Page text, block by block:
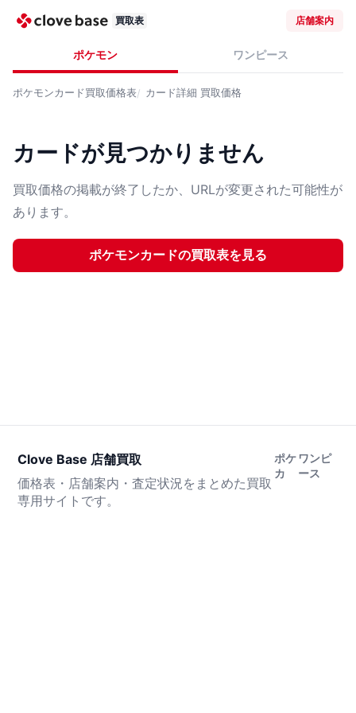
買取表 店舗案内
ポケモン ワンピース
ポケモンカード買取価格表 カード詳細 買取価格
カードが見つかりません
買取価格の掲載が終了したか、URLが変更された可能性が
あります。
ポケモンカードの買取表を見る
Clove Base 店舗買取
価格表・店舗案内・査定状況をまとめた買取
専用サイトです。
ポケ
カ
ワンピ
ース